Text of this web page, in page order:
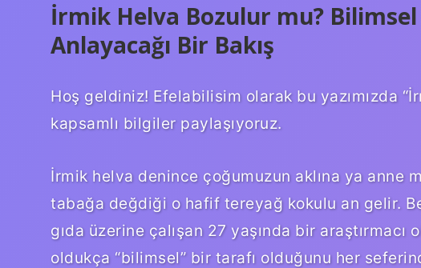
İrmik Helva Bozulur mu? Bilimsel
Anlayacağı Bir Bakış
Hoş geldiniz! Efelabilisim olarak bu yazımızda
kapsamlı bilgiler paylaşıyoruz.
İrmik helva denince çoğumuzun aklına ya anne
tabağa değdiği o hafif tereyağ kokulu an gelir.
gıda üzerine çalışan 27 yaşında bir
oldukça “bilimsel” bir tarafı olduğunu her